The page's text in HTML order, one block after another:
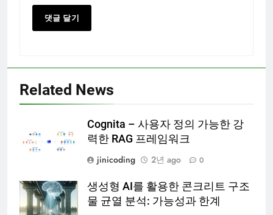
Related News
Cognita – 사용자 정의 가능한 강
력한 RAG 프레임워크
jinicoding
2년 ago 0
생성형 AI를 활용한 콘크리트 구조
물 균열 분석: 가능성과 한계